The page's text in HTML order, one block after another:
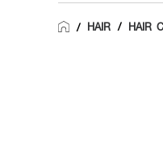
/ HAIR / HAIR